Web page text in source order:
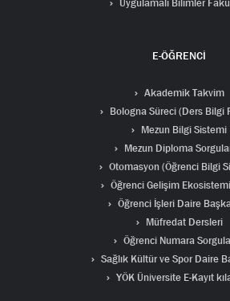
Uygulamalı Bilimler
E-ÖĞRENCİ
Akademik Takvim
Bologna Süreci (Ders Bilgi
Mezun Bilgi Sistemi
Mezun Diploma
Otomasyon (Öğrenci Bilgi
Öğrenci Gelişim
Öğrenci İşleri Daire
Müfredat Dersleri
Öğrenci Numara
Sağlık Kültür ve Spor Daire
YÖK Üniversite E-Kayıt